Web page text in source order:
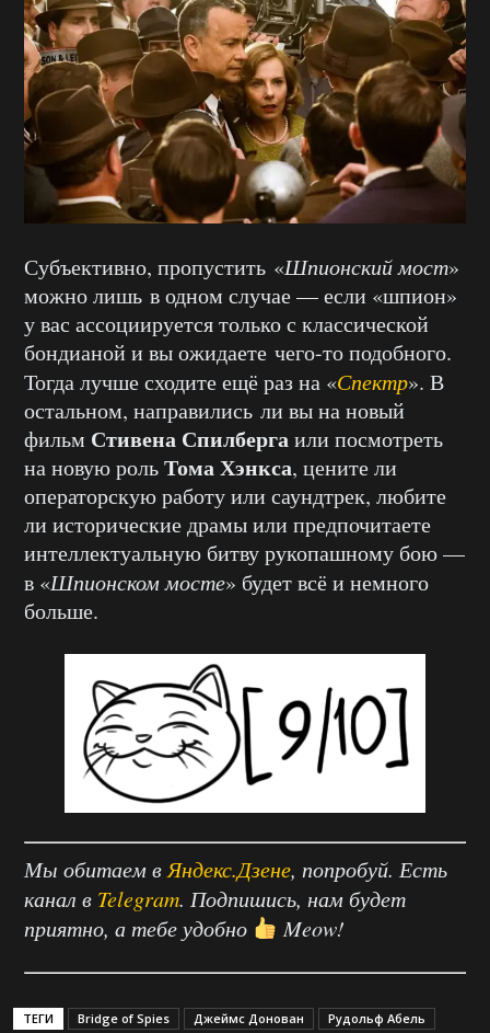
Субъективно, пропустить «Шпионский мост»
можно лишь в одном случае — если «шпион»
у вас ассоциируется только с классической
бондианой и вы ожидаете чего-то подобного.
Тогда лучше сходите ещё раз на «Спектр». В
остальном, направились ли вы на новый
фильм Стивена Спилбергаили посмотреть
на новую рольТома Хэнкса, цените ли
операторскую работу или саундтрек, любите
ли исторические драмы или предпочитаете
интеллектуальную битву рукопашному бою —
в «Шпионском мосте» будет всё и немного
больше.
Мы обитаем вЯндекс.Дзене, попробуй. Есть
канал в Telegram. Подпишись, нам будет
приятно, а тебе удобно
Meow!
ТЕГИ Bridge of Spies Джеймс Донован
Рудольф Абель